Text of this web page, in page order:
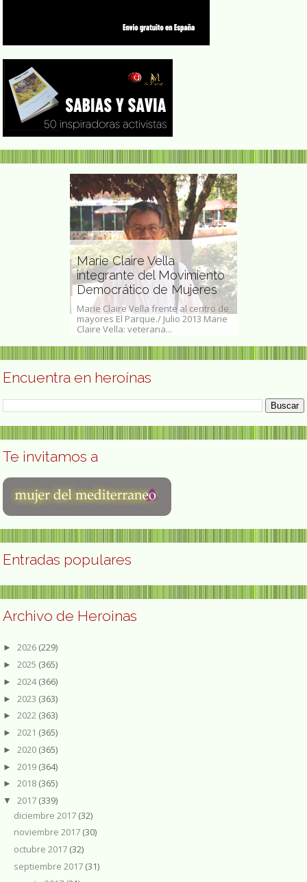
Marie Claire Vella
integrante del Movimiento
Democrático de Mujeres
Marie Claire Vella frente al centro de
mayores El Parque./ Julio 2013 Marie
Claire Vella: veterana...
Encuentra en heroínas
Te invitamos a
Entradas populares
Archivo de Heroinas
► 2026 (229)
► 2025 (365)
► 2024(366)
► 2023 (363)
► 2022 (363)
► 2021 (365)
► 2020 (365)
► 2019 (364)
► 2018 (365)
▼ 2017 (339)
diciembre 2017 (32)
noviembre 2017 (30)
octubre 2017 (32)
septiembre 2017 (31)